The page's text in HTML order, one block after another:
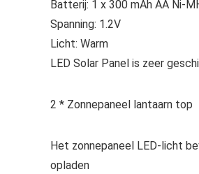
Batterij: 1 x 300 mAh AA Ni-
Spanning: 1.2V
Licht: Warm
LED Solar Panel is zeer
2 * Zonnepaneel lantaarn top
Het zonnepaneel LED-licht
opladen